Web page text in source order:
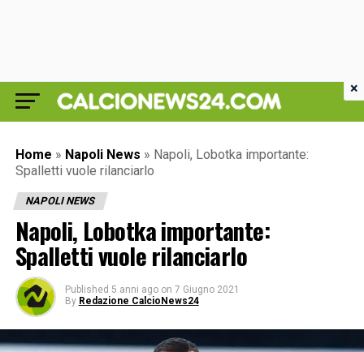
Home » Napoli News » Napoli, Lobotka importante:
Spalletti vuole rilanciarlo
NAPOLI NEWS
Napoli, Lobotka importante:
Spalletti vuole rilanciarlo
Published 5 anni ago on 7 Giugno 2021
By Redazione CalcioNews24
×